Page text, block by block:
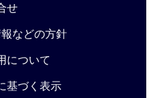
せ
などの方針
について
基づく表示